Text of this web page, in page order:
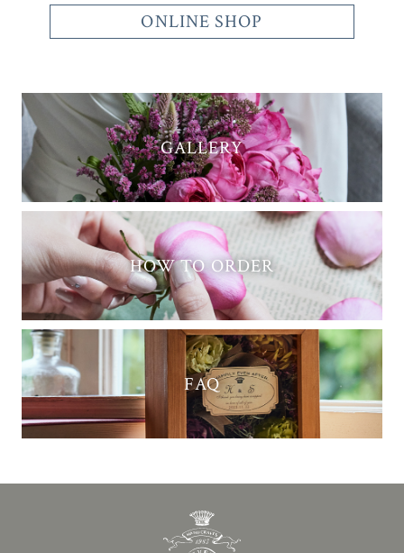
ONLINE SHOP
GALLERY
HOW TO ORDER
FAQ